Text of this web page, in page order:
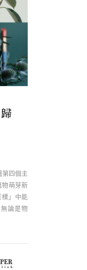
第四個主
萌芽新
」中能
論是物